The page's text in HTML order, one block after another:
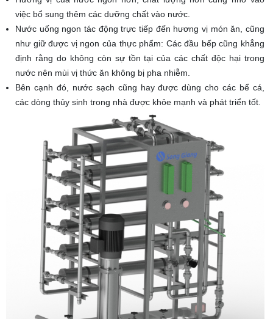
việc bổ sung thêm các dưỡng chất vào nước.
Nước uống ngon tác động trực tiếp đến hương vị món ăn, cũng
như giữ được vị ngon của thực phẩm: Các đầu bếp cũng khẳng
định rằng do không còn sự tồn tại của các chất độc hại trong
nước nên mùi vị thức ăn không bị pha nhiễm.
Bên cạnh đó, nước sạch cũng hay được dùng cho các bể cá,
các dòng thủy sinh trong nhà được khỏe mạnh và phát triển tốt.